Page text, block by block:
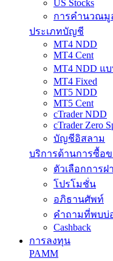
US Stocks
การคำนวณ
ประเภทบัญชี
MT4 NDD
MT4 Cent
MT4 NDD
MT4 Fixed
MT5 NDD
MT5 Cent
cTrader NDD
cTrader Zero
บัญชีอิสลาม
บริการด้านการซื้อข
ตัวเลือกการฝ
โปรโมชั่น
อภิธานศัพท์
คำถามที่พบบ่
Cashback
การลงทุน
PAMM